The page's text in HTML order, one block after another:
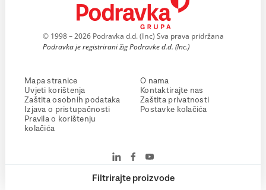
Filtrirajte proizvode
© 1998 – 2026 Podravka d.d. (Inc) Sva prava pridržana
Podravka je registrirani žig Podravke d.d. (Inc.)
Mapa stranice
Uvjeti korištenja
Zaštita osobnih podataka
Izjava o pristupačnosti
Pravila o korištenju
kolačića
O nama
Kontaktirajte nas
Zaštita privatnosti
Postavke kolačića